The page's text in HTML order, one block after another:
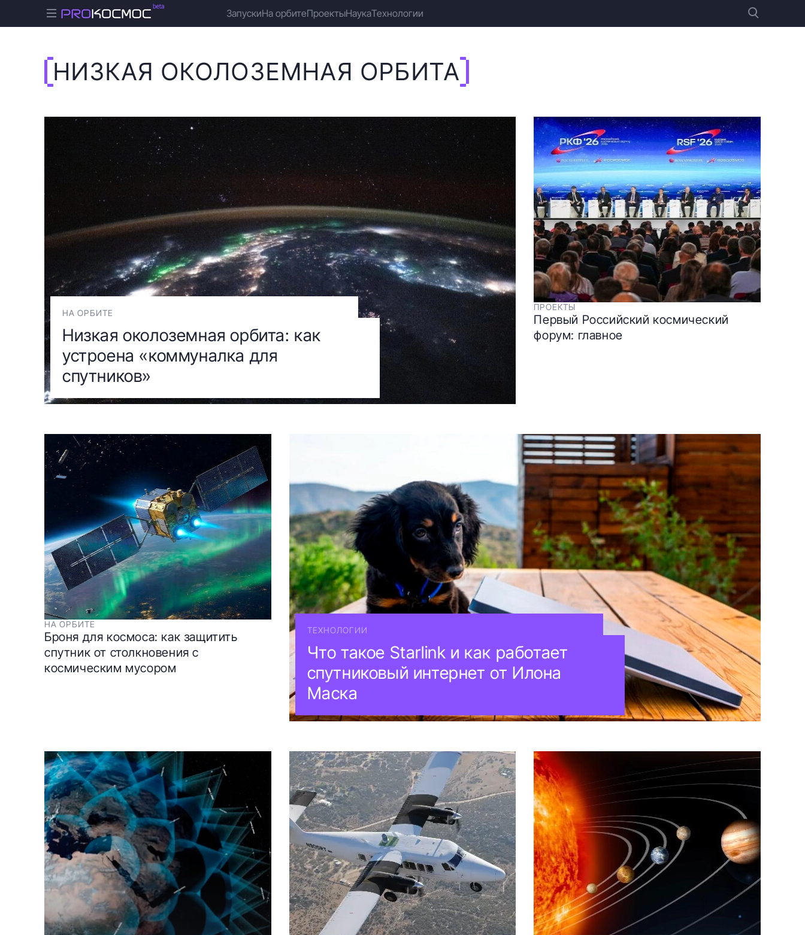
ЗапускиНа орбитеПроектыНаукаТехнологии
НИЗКАЯ ОКОЛОЗЕМНАЯ ОРБИТА
НА ОРБИТЕ
Низкая околоземная орбита: как
устроена «коммуналка для
спутников»
ПРОЕКТЫ
Первый Российский космический
форум: главное
НА ОРБИТЕ
Броня для космоса: как защитить
спутник от столкновения с
космическим мусором
ТЕХНОЛОГИИ
Что такое Starlink и как работает
спутниковый интернет от Илона
Маска